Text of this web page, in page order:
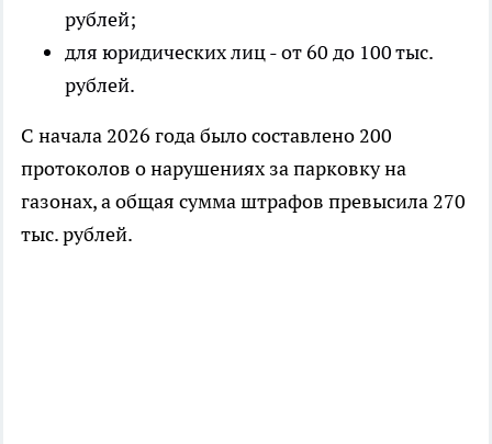
рублей;
для юридических лиц - от 60 до 100 тыс.
рублей.
С начала 2026 года было составлено 200
протоколов о нарушениях за парковку на
газонах, а общая сумма штрафов превысила 270
тыс. рублей.